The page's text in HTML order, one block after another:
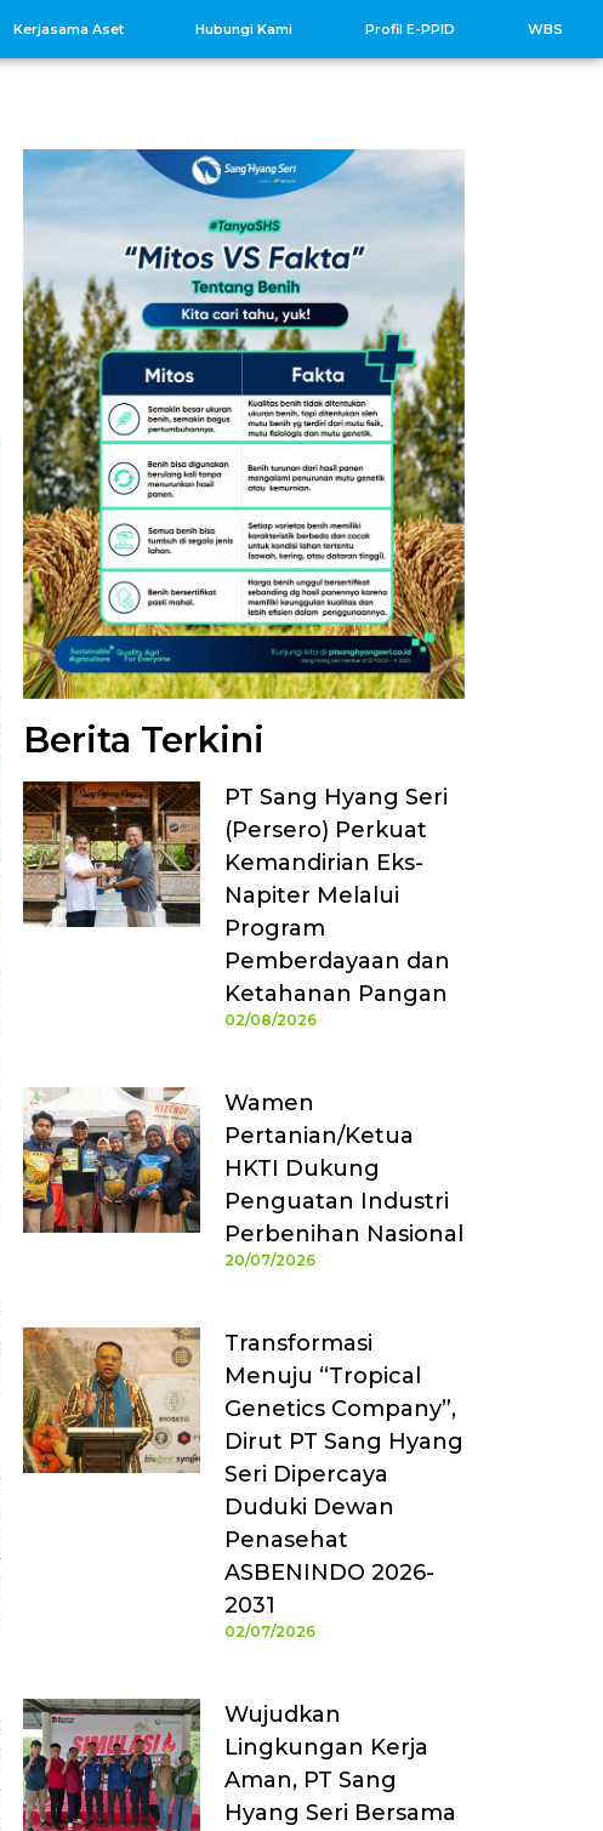
Kerjasama Aset Hubungi Kami Profil E-PPID WBS
Berita Terkini
PT Sang Hyang Seri
(Persero) Perkuat
Kemandirian Eks-
Napiter Melalui
Program
Pemberdayaan dan
Ketahanan Pangan
02/08/2026
Wamen
Pertanian/Ketua
HKTI Dukung
Penguatan Industri
Perbenihan Nasional
20/07/2026
Transformasi
Menuju “Tropical
Genetics Company”,
Dirut PT Sang Hyang
Seri Dipercaya
Duduki Dewan
Penasehat
ASBENINDO 2026-
2031
02/07/2026
Wujudkan
Lingkungan Kerja
Aman, PT Sang
Hyang Seri Bersama